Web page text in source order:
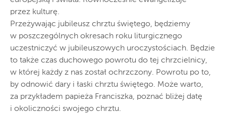
przez kulturę.
Przeżywając jubileusz chrztu świętego, będziemy
w poszczególnych okresach roku liturgicznego
uczestniczyć w jubileuszowych uroczystościach. Będzie
to także czas duchowego powrotu do tej chrzcielnicy,
w której każdy z nas został ochrzczony. Powrotu po to,
by odnowić dary i łaski chrztu świętego. Może warto,
za przykładem papieża Franciszka, poznać bliżej datę
i okoliczności swojego chrztu.